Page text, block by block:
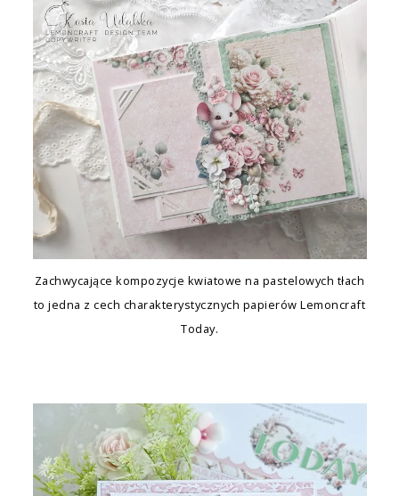
Zachwycające kompozycje kwiatowe na pastelowych tłach
to jedna z cech charakterystycznych papierów Lemoncraft
Today.